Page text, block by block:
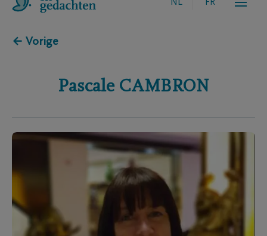
NL FR
← Vorige
Pascale CAMBRON